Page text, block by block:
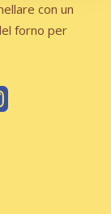
con un
forno per